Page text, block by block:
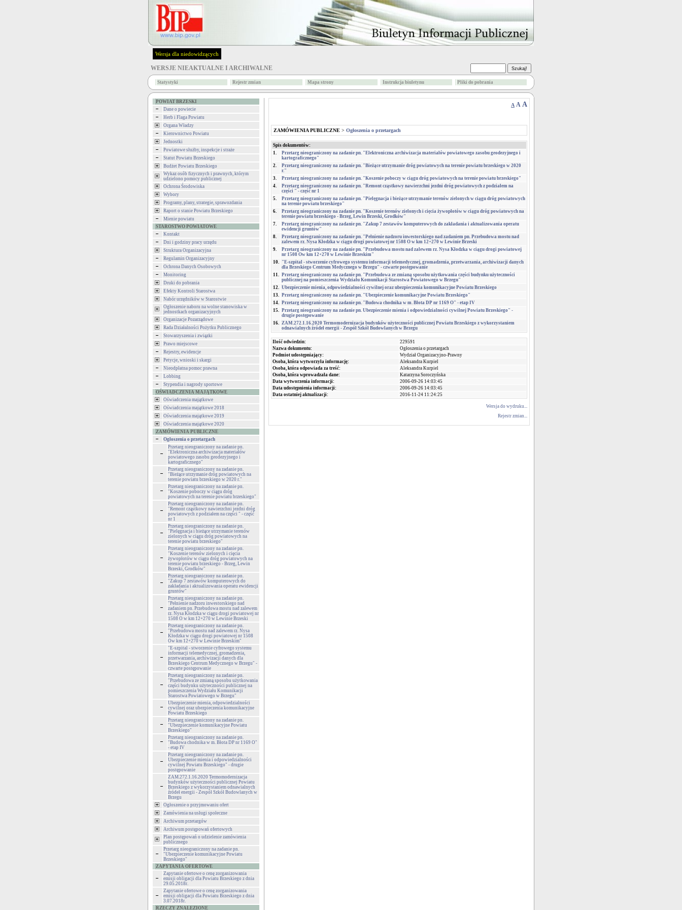
Wersja dla niedowidzących
WERSJE NIEAKTUALNE I ARCHIWALNE
Statystyki Rejestr zmian Mapa strony Instrukcja biuletynu Pliki do pobrania
POWIAT BRZESKI
Dane o powiecie
Herb i Flaga Powiatu
Organa Władzy
Kierownictwo Powiatu
Jednostki
Powiatowe służby, inspekcje i straże
Statut Powiatu Brzeskiego
Budżet Powiatu Brzeskiego
Wykaz osób fizycznych i prawnych, którym
udzielono pomocy publicznej
Ochrona Środowiska
Wybory
Programy, plany, strategie, sprawozdania
Raport o stanie Powiatu Brzeskiego
Mienie powiatu
STAROSTWO POWIATOWE
Kontakt
Dni i godziny pracy urzędu
Struktura Organizacyjna
Regulamin Organizacyjny
Ochrona Danych Osobowych
Monitoring
Druki do pobrania
Efekty Kontroli Starostwa
Nabór urzędników w Starostwie
Ogłoszenie naboru na wolne stanowiska w
jednostkach organizacyjnych
Organizacje Pozarządowe
Rada Działalności Pożytku Publicznego
Stowarzyszenia i związki
Prawo miejscowe
Rejestry, ewidencje
Petycje, wnioski i skargi
Nieodpłatna pomoc prawna
Lobbing
Stypendia i nagrody sportowe
OŚWIADCZENIA MAJĄTKOWE
Oświadczenia majątkowe
Oświadczenia majątkowe 2018
Oświadczenia majątkowe 2019
Oświadczenia majątkowe 2020
ZAMÓWIENIA PUBLICZNE
Ogłoszenia o przetargach
Przetarg nieograniczony na zadanie pn.
"Elektroniczna archiwizacja materiałów
powiatowego zasobu geodezyjnego i
kartograficznego"
Przetarg nieograniczony na zadanie pn.
"Bieżące utrzymanie dróg powiatowych na
terenie powiatu brzeskiego w 2020 r."
Przetarg nieograniczony na zadanie pn.
"Koszenie poboczy w ciągu dróg
powiatowych na terenie powiatu brzeskiego"
Przetarg nieograniczony na zadanie pn.
"Remont cząstkowy nawierzchni jezdni dróg
powiatowych z podziałem na części " - część
nr 1
Przetarg nieograniczony na zadanie pn.
"Pielęgnacja i bieżące utrzymanie terenów
zielonych w ciągu dróg powiatowych na
terenie powiatu brzeskiego"
Przetarg nieograniczony na zadanie pn.
"Koszenie terenów zielonych i cięcia
żywopłotów w ciągu dróg powiatowych na
terenie powiatu brzeskiego - Brzeg, Lewin
Brzeski, Grodków"
Przetarg nieograniczony na zadanie pn.
"Zakup 7 zestawów komputerowych do
zakładania i aktualizowania operatu ewidencji
gruntów"
Przetarg nieograniczony na zadanie pn.
"Pełnienie nadzoru inwestorskiego nad
zadaniem pn. Przebudowa mostu nad zalewem
rz. Nysa Kłodzka w ciągu drogi powiatowej nr
1508 O w km 12+270 w Lewinie Brzeski
Przetarg nieograniczony na zadanie pn.
"Przebudowa mostu nad zalewem rz. Nysa
Kłodzka w ciągu drogi powiatowej nr 1508
Ow km 12+270 w Lewinie Brzeskim"
"E-szpital - stworzenie cyfrowego systemu
informacji telemedycznej, gromadzenia,
przetwarzania, archiwizacji danych dla
Brzeskiego Centrum Medycznego w Brzegu" -
czwarte postępowanie
Przetarg nieograniczony na zadanie pn.
"Przebudowa ze zmianą sposobu użytkowania
części budynku użyteczności publicznej na
pomieszczenia Wydziału Komunikacji
Starostwa Powiatowego w Brzegu"
Ubezpieczenie mienia, odpowiedzialności
cywilnej oraz ubezpieczenia komunikacyjne
Powiatu Brzeskiego
Przetarg nieograniczony na zadanie pn.
"Ubezpieczenie komunikacyjne Powiatu
Brzeskiego"
Przetarg nieograniczony na zadanie pn.
"Budowa chodnika w m. Błota DP nr 1169 O"
- etap IV
Przetarg nieograniczony na zadanie pn.
Ubezpieczenie mienia i odpowiedzialności
cywilnej Powiatu Brzeskiego" - drugie
postępowanie
ZAM.272.1.16.2020 Termomodernizacja
budynków użyteczności publicznej Powiatu
Brzeskiego z wykorzystaniem odnawialnych
źródeł energii - Zespół Szkół Budowlanych w
Brzegu
Ogłoszenie o przyjmowaniu ofert
Zamówienia na usługi społeczne
Archiwum przetargów
Archiwum postępowań ofertowych
Plan postępowań o udzielenie zamówienia
publicznego
Przetarg nieograniczony na zadanie pn.
"Ubezpieczenie komunikacyjne Powiatu
Brzeskiego"
ZAPYTANIA OFERTOWE
Zapytanie ofertowe o cenę zorganizowania
emisji obligacji dla Powiatu Brzeskiego z dnia
29.05.2018r.
Zapytanie ofertowe o cenę zorganizowania
emisji obligacji dla Powiatu Brzeskiego z dnia
3.07.2018r.
RZECZY ZNALEZIONE
A A A
ZAMÓWIENIA PUBLICZNE > Ogłoszenia o przetargach
Spis dokumentów:
1.
Przetarg nieograniczony na zadanie pn. "Elektroniczna archiwizacja materiałów powiatowego zasobu geodezyjnego i
kartograficznego"
2.
Przetarg nieograniczony na zadanie pn. "Bieżące utrzymanie dróg powiatowych na terenie powiatu brzeskiego w 2020
r."
3.
Przetarg nieograniczony na zadanie pn. "Koszenie poboczy w ciągu dróg powiatowych na terenie powiatu brzeskiego"
4.
Przetarg nieograniczony na zadanie pn. "Remont cząstkowy nawierzchni jezdni dróg powiatowych z podziałem na
części " - część nr 1
5.
Przetarg nieograniczony na zadanie pn. "Pielęgnacja i bieżące utrzymanie terenów zielonych w ciągu dróg powiatowych
na terenie powiatu brzeskiego"
6.
Przetarg nieograniczony na zadanie pn. "Koszenie terenów zielonych i cięcia żywopłotów w ciągu dróg powiatowych na
terenie powiatu brzeskiego - Brzeg, Lewin Brzeski, Grodków"
7.
Przetarg nieograniczony na zadanie pn. "Zakup 7 zestawów komputerowych do zakładania i aktualizowania operatu
ewidencji gruntów"
8.
Przetarg nieograniczony na zadanie pn. "Pełnienie nadzoru inwestorskiego nad zadaniem pn. Przebudowa mostu nad
zalewem rz. Nysa Kłodzka w ciągu drogi powiatowej nr 1508 O w km 12+270 w Lewinie Brzeski
9.
Przetarg nieograniczony na zadanie pn. "Przebudowa mostu nad zalewem rz. Nysa Kłodzka w ciągu drogi powiatowej
nr 1508 Ow km 12+270 w Lewinie Brzeskim"
10. "E-szpital - stworzenie cyfrowego systemu informacji telemedycznej, gromadzenia, przetwarzania, archiwizacji danych
dla Brzeskiego Centrum Medycznego w Brzegu" - czwarte postępowanie
11. Przetarg nieograniczony na zadanie pn. "Przebudowa ze zmianą sposobu użytkowania części budynku użyteczności
publicznej na pomieszczenia Wydziału Komunikacji Starostwa Powiatowego w Brzegu"
12. Ubezpieczenie mienia, odpowiedzialności cywilnej oraz ubezpieczenia komunikacyjne Powiatu Brzeskiego
13. Przetarg nieograniczony na zadanie pn. "Ubezpieczenie komunikacyjne Powiatu Brzeskiego"
14. Przetarg nieograniczony na zadanie pn. "Budowa chodnika w m. Błota DP nr 1169 O" - etap IV
15. Przetarg nieograniczony na zadanie pn. Ubezpieczenie mienia i odpowiedzialności cywilnej Powiatu Brzeskiego" -
drugie postępowanie
16. ZAM.272.1.16.2020 Termomodernizacja budynków użyteczności publicznej Powiatu Brzeskiego z wykorzystaniem
odnawialnych źródeł energii - Zespół Szkół Budowlanych w Brzegu
Ilość odwiedzin:
229591
Nazwa dokumentu:
Ogłoszenia o przetargach
Podmiot udostępniający:
Wydział Organizacyjno-Prawny
Osoba, która wytworzyła informację:
Aleksandra Kurpiel
Osoba, która odpowiada za treść:
Aleksandra Kurpiel
Osoba, która wprowadzała dane:
Katarzyna Soroczyńska
Data wytworzenia informacji:
2006-09-26 14:03:45
Data udostępnienia informacji:
2006-09-26 14:03:45
Data ostatniej aktualizacji:
2016-11-24 11:24:25
Wersja do wydruku...
Rejestr zmian...